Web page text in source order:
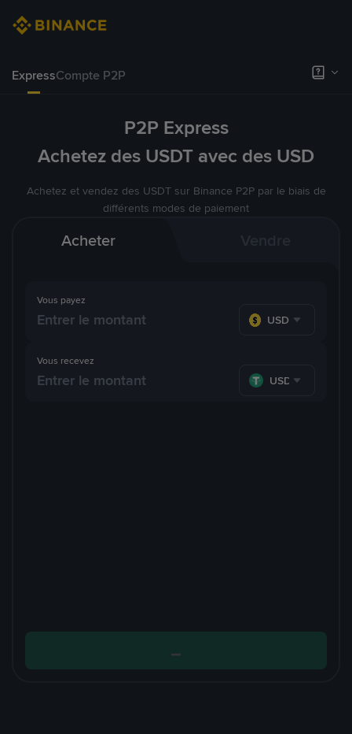
ExpressCompte P2P
P2P Express
Achetez des USDT avec des USD
Achetez et vendez des USDT sur Binance P2P par le biais de
différents modes de paiement
Acheter
Vous payez
USD
Vous recevez
USDT